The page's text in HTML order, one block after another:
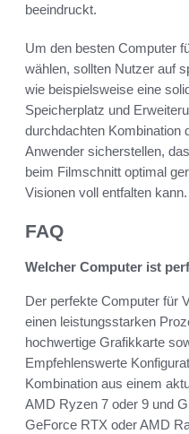
beeindruckt.
Um den besten Computer
wählen, sollten Nutzer auf
wie beispielsweise eine
Speicherplatz und
durchdachten Kombination
Anwender sicherstellen,
beim Filmschnitt optimal
Visionen voll entfalten kann.
FAQ
Welcher Computer ist
Der perfekte Computer für
einen leistungsstarken
hochwertige Grafikkarte
Empfehlenswerte
Kombination aus einem
AMD Ryzen 7 oder 9 und
GeForce RTX oder AMD